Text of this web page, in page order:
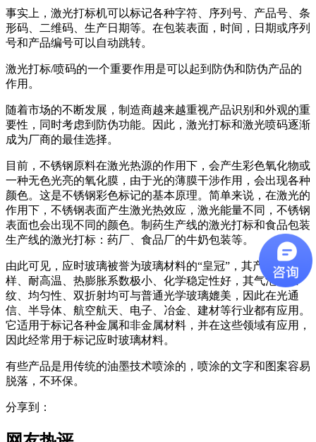
事实上，激光打标机可以标记各种字符、序列号、产品号、条
形码、二维码、生产日期等。在包装表面，时间，日期或序列
号和产品编号可以自动跳转。
激光打标/喷码的一个重要作用是可以起到防伪和防伪产品的
作用。
随着市场的不断发展，制造商越来越重视产品识别和外观的重
要性，同时考虑到防伪功能。因此，激光打标和激光喷码逐渐
成为厂商的最佳选择。
目前，不锈钢原料在激光热源的作用下，会产生彩色氧化物或
一种无色光亮的氧化膜，由于光的薄膜干涉作用，会出现各种
颜色。这是不锈钢彩色标记的基本原理。简单来说，在激光的
作用下，不锈钢表面产生激光热效应，激光能量不同，不锈钢
表面也会出现不同的颜色。制药生产线的激光打标和食品包装
生产线的激光打标：药厂、食品厂的牛奶包装等。
由此可见，应时玻璃被誉为玻璃材料的“皇冠”，其产品形状多
样、耐高温、热膨胀系数极小、化学稳定性好，其气泡、条
纹、均匀性、双折射均可与普通光学玻璃媲美，因此在光通
信、半导体、航空航天、电子、冶金、建材等行业都有应用。
它适用于标记各种金属和非金属材料，并在这些领域有应用，
因此经常用于标记应时玻璃材料。
有些产品是用传统的油墨技术喷涂的，喷涂的文字和图案容易
脱落，不环保。
分享到：